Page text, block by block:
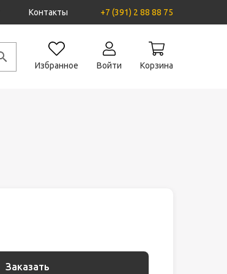
Контакты +7 (391) 2 88 88 75
Избранное Войти Корзина
Заказать